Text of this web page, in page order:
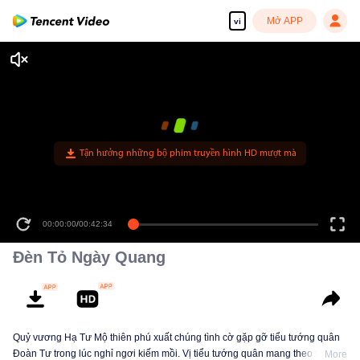
vi Mở APP
Tận hưởng những bộ phim truyền hình HD mượt mà
00:00:00/00:42:34
Đèn Tỏ Ngày Quang
Quỷ vương Hạ Tư Mộ thiên phú xuất chúng tình cờ gặp gỡ tiểu tướng quân
Đoàn Tư trong lúc nghỉ ngơi kiếm mồi. Vị tiểu tướng quân mang theo tín vật
More